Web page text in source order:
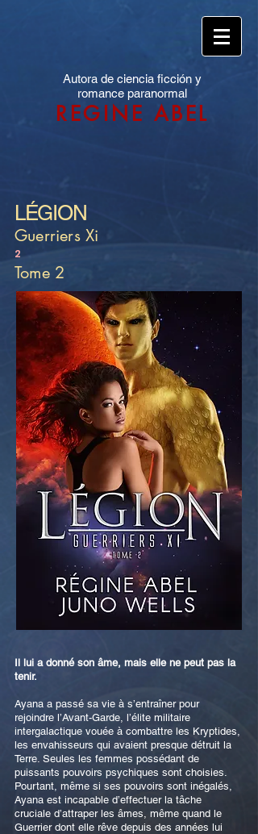
Autora de ciencia ficción y
romance paranormal
REGINE ABEL
LÉGION
Guerriers Xi
2
Tome 2
Il lui a donné son âme, mais elle ne peut pas la
tenir.
Ayana a passé sa vie à s’entraîner pour
rejoindre l’Avant-Garde, l’élite militaire
intergalactique vouée à combattre les Kryptides,
les envahisseurs qui avaient presque détruit la
Terre. Seules les femmes possédant de
puissants pouvoirs psychiques sont choisies.
Pourtant, même si ses pouvoirs sont inégalés,
Ayana est incapable d’effectuer la tâche
cruciale d’attraper les âmes, même quand le
Guerrier dont elle rêve depuis des années lui